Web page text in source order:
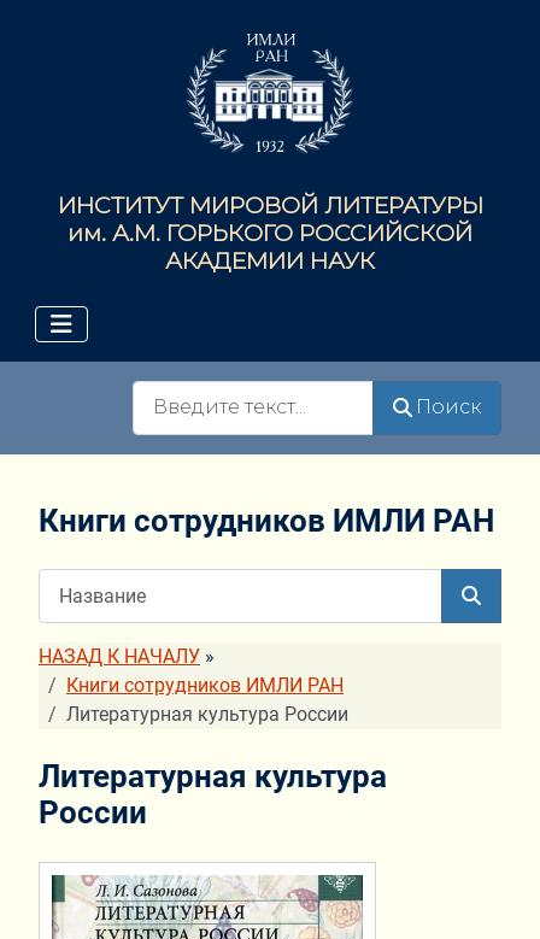
ИНСТИТУТ МИРОВОЙ ЛИТЕРАТУРЫ
им. А.М. ГОРЬКОГО РОССИЙСКОЙ
АКАДЕМИИ НАУК
Поиск
Книги сотрудников ИМЛИ РАН
НАЗАД К НАЧАЛУ »
Книги сотрудников ИМЛИ РАН
Литературная культура России
Литературная культура
России